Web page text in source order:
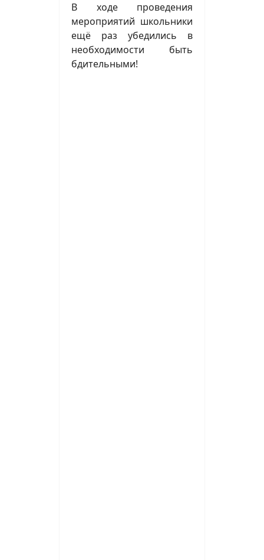
В ходе проведения
мероприятий школьники
ещё раз убедились в
необходимости быть
бдительными!